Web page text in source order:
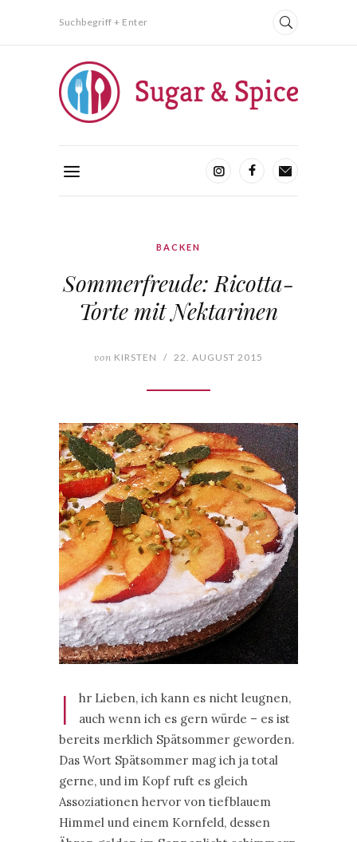
Suchbegriff + Enter
BACKEN
Sommerfreude: Ricotta-
Torte mit Nektarinen
von KIRSTEN / 22. AUGUST 2015
I
hr Lieben, ich kann es nicht leugnen,
auch wenn ich es gern würde – es ist
bereits merklich Spätsommer geworden.
Das Wort Spätsommer mag ich ja total
gerne, und im Kopf ruft es gleich
Assoziationen hervor von tiefblauem
Himmel und einem Kornfeld, dessen